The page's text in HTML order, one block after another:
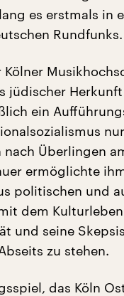
es erstmals in
Rundfunks.
jüdischer
ein
Überlingen
ermöglichte
politischen und
dem
und seine
zu stehen.
das Köln